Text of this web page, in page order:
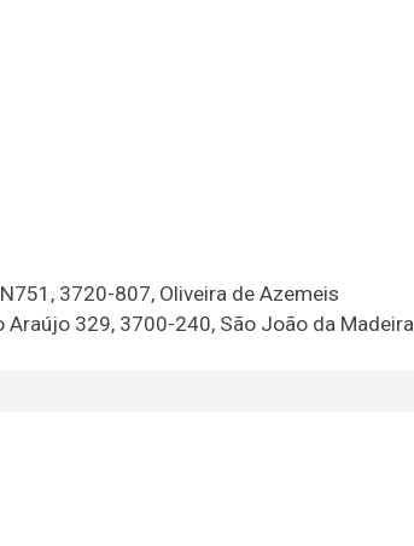
3720-807, Oliveira de Azemeis
Araújo 329, 3700-240, São João da Madeira